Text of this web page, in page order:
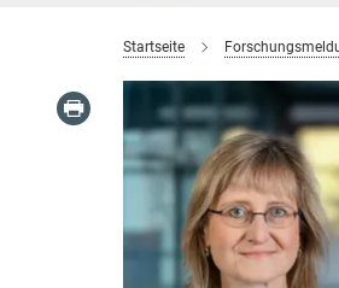
Startseite